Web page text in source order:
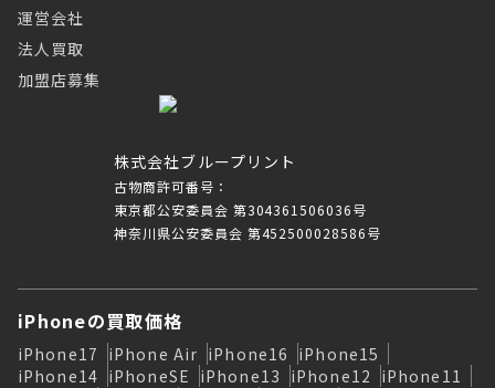
株式会社ブループリント
古物商許可番号：
東京都公安委員会 第304361506036号
神奈川県公安委員会 第452500028586号
運営会社
法人買取
加盟店募集
iPhoneの買取価格
iPhone17 iPhone Air iPhone16 iPhone15
iPhone14 iPhoneSE iPhone13 iPhone12 iPhone11